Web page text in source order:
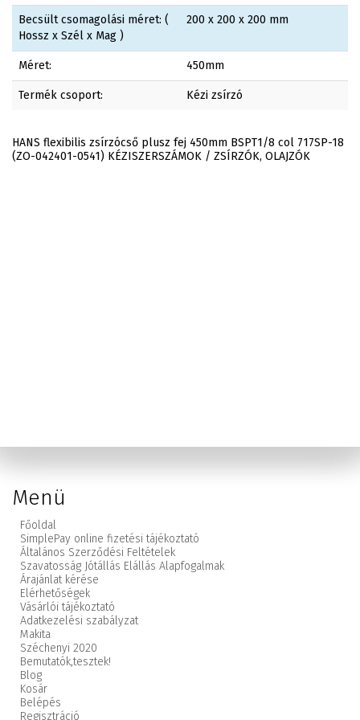
Becsült csomagolási méret: (
Hossz x Szél x Mag )
200 x 200 x 200 mm
Méret: 450mm
Termék csoport: Kézi zsírzó
HANS flexibilis zsírzócső plusz fej 450mm BSPT1/8 col 717SP-18
(ZO-042401-0541) KÉZISZERSZÁMOK / ZSÍRZÓK, OLAJZÓK
Menü
Főoldal
SimplePay online fizetési tájékoztató
Általános Szerződési Feltételek
Szavatosság Jótállás Elállás Alapfogalmak
Árajánlat kérése
Elérhetőségek
Vásárlói tájékoztató
Adatkezelési szabályzat
Makita
Széchenyi 2020
Bemutatók,tesztek!
Blog
Kosár
Belépés
Regisztráció